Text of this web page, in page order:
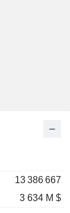
13 386 667
3 634 M $